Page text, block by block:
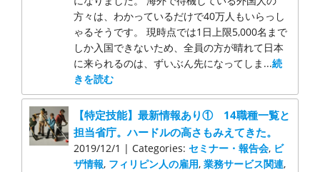
方々は、わかっているだけで40万人もいらっし
ゃるそうです。 現時点では1日上限5,000名まで
しか入国できないため、全員の方が晴れて日本
に来られるのは、ずいぶん先になってしま...続
きを読む
【特定技能】最新情報あり① 14職種一覧と
担当省庁。ハードルの高さもみえてきた。
2019/12/1 | Categories:セミナー・報告会, ビ
ザ情報, フィリピン人の雇用,業務サービス関連,